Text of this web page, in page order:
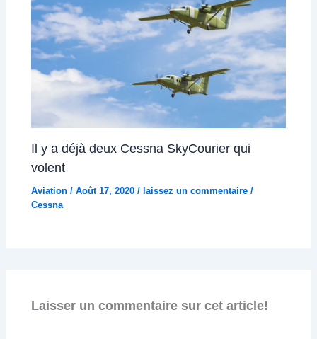
Il y a déjà deux Cessna SkyCourier qui
volent
Aviation /Août 17, 2020/ laissez un commentaire /
Cessna
Laisser un commentaire sur cet article!